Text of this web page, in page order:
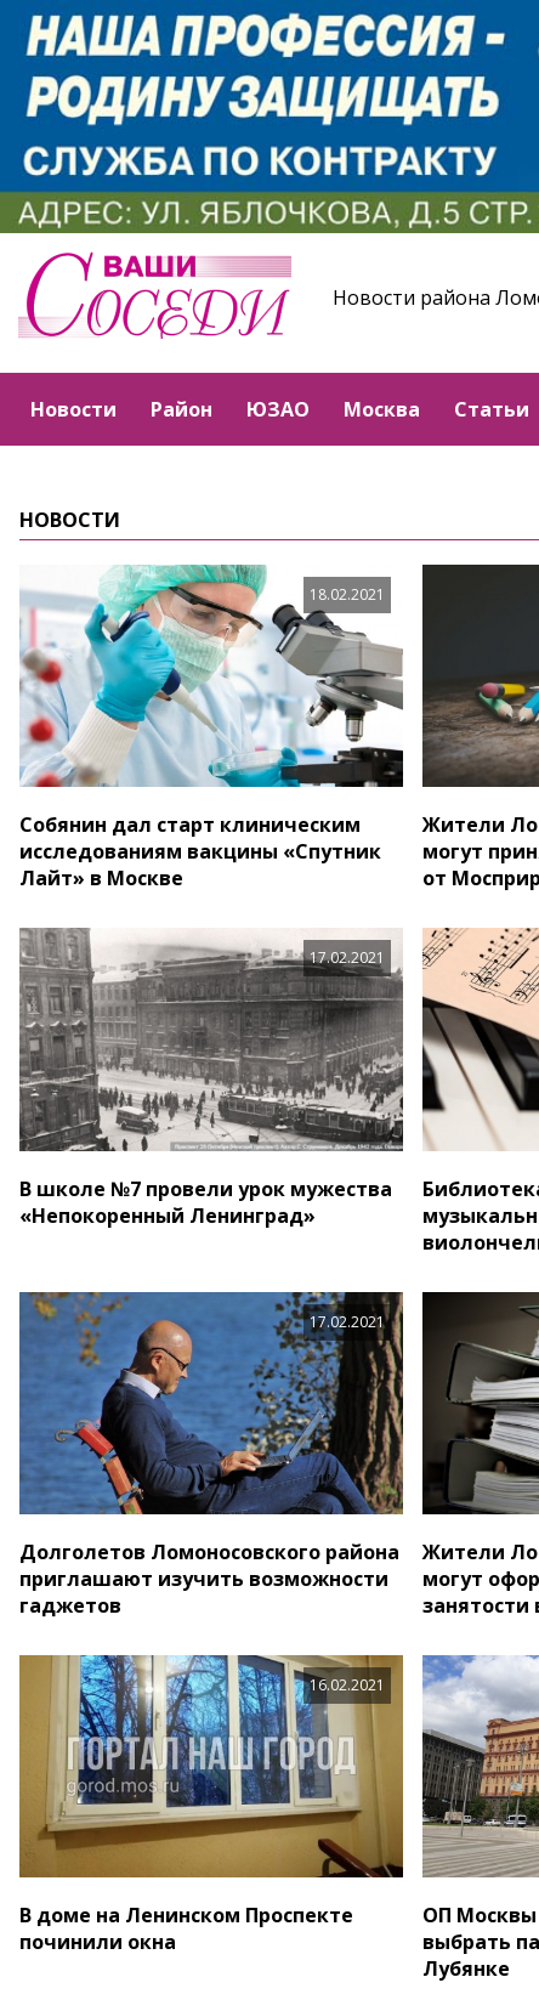
Новости района
Новости Район ЮЗАО Москва Статьи
НОВОСТИ
18.02.2021
Собянин дал старт клиническим
исследованиям вакцины «Спутник
Лайт» в Москве
Жители
могут
от
17.02.2021
В школе №7 провели урок мужества
«Непокоренный Ленинград»
17.02.2021
Долголетов Ломоносовского района
приглашают изучить возможности
гаджетов
Жители
могут
занятости
16.02.2021
В доме на Ленинском Проспекте
починили окна
ОП
выбрать
Лубянке